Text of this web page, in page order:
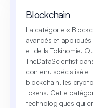
Blockchain
La catégorie «
avancés et
et de la Tokinomie.
TheDataScientist
contenu spécialisé
blockchain, les
tokens. Cette
technologiques qui